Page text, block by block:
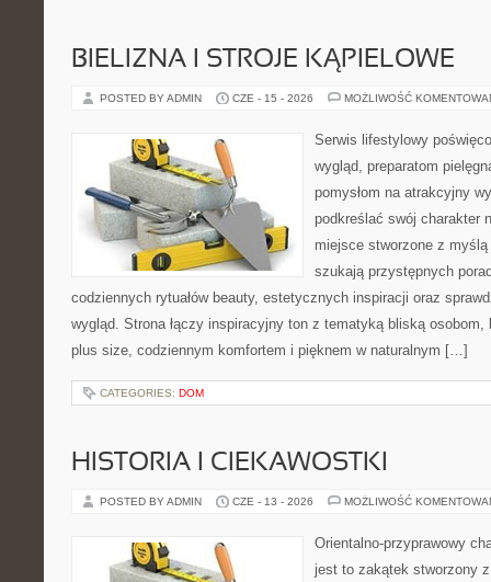
BIELIZNA I STROJE KĄPIELOWE
POSTED BY ADMIN CZE - 15 - 2026 MOŻLIWOŚĆ
Serwis lifestylowy
wygląd, preparatom
pomysłom na atrakcyjny
podkreślać swój charakter
miejsce stworzone z
szukają przystępnych
codziennych rytuałów beauty, estetycznych inspiracji oraz
wygląd. Strona łączy inspiracyjny ton z tematyką bliską osobom,
plus size, codziennym komfortem i pięknem w naturalnym […]
CATEGORIES: DOM
HISTORIA I CIEKAWOSTKI
POSTED BY ADMIN CZE - 13 - 2026 MOŻLIWOŚĆ
Orientalno-przyprawowy
jest to zakątek stworzony